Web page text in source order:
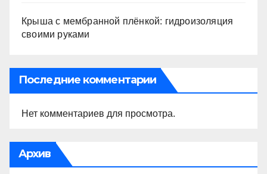
Крыша с мембранной плёнкой: гидроизоляция
своими руками
Последние комментарии
Нет комментариев для просмотра.
Архив